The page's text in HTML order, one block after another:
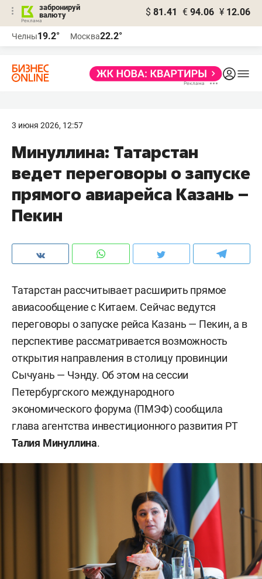
забронируй
валюту
$ 81.41 € 94.06 ¥ 12.06
Челны19.2° Москва22.2°
3 июня 2026, 12:57
Минуллина: Татарстан
ведет переговоры о запуске
прямого авиарейса Казань –
Пекин
Татарстан рассчитывает расширить прямое
авиасообщение с Китаем. Сейчас ведутся
переговоры о запуске рейса Казань — Пекин, а в
перспективе рассматривается возможность
открытия направления в столицу провинции
Сычуань — Чэнду. Об этом на сессии
Петербургского международного
экономического форума (ПМЭФ) сообщила
глава агентства инвестиционного развития РТ
Талия Минуллина.